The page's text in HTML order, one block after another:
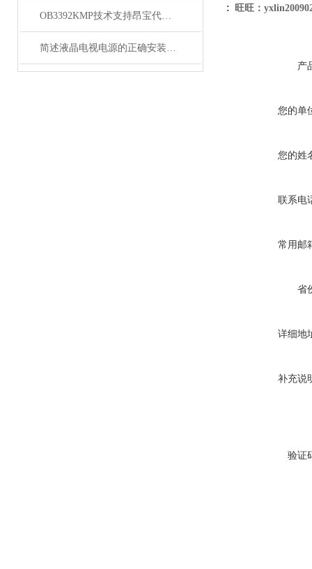
OB3392KMP技术支持昂宝代理商
简述液晶电视电源的正确安装方法
:
旺旺：
产
您的单
您的姓
联系电
常用邮
省
详细地
补充说
验证